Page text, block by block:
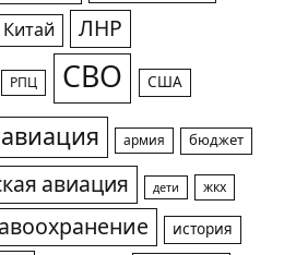
Китай ЛНР
РПЦ СВО США
авиация армия бюджет
авиация дети жкх
история